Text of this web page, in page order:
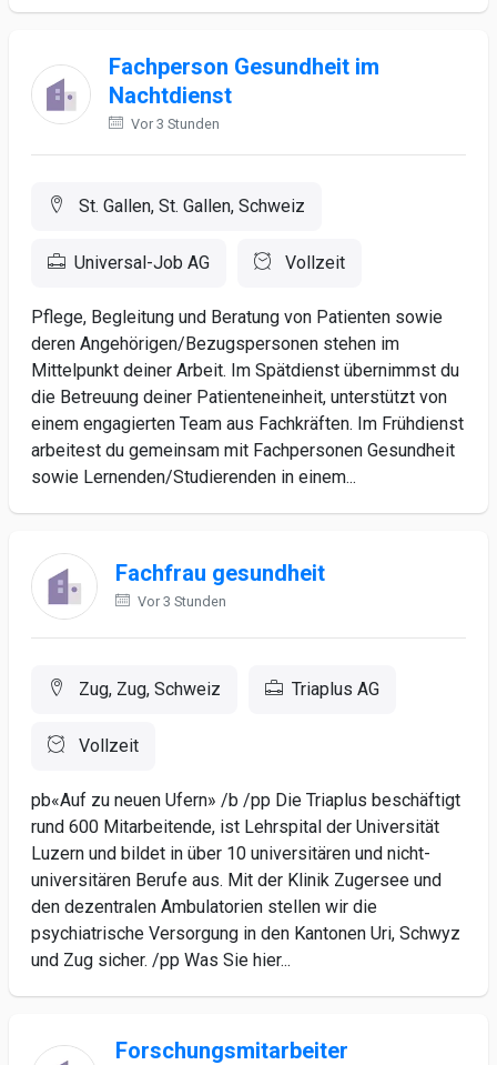
Fachperson Gesundheit im
Nachtdienst
Vor 3 Stunden
St. Gallen, St. Gallen, Schweiz
Universal-Job AG Vollzeit
Pflege, Begleitung und Beratung von Patienten sowie
deren Angehörigen/Bezugspersonen stehen im
Mittelpunkt deiner Arbeit. Im Spätdienst übernimmst du
die Betreuung deiner Patienteneinheit, unterstützt von
einem engagierten Team aus Fachkräften. Im Frühdienst
arbeitest du gemeinsam mit Fachpersonen Gesundheit
sowie Lernenden/Studierenden in einem...
Fachfrau gesundheit
Vor 3 Stunden
Zug, Zug, Schweiz Triaplus AG
Vollzeit
pb«Auf zu neuen Ufern» /b /pp Die Triaplus beschäftigt
rund 600 Mitarbeitende, ist Lehrspital der Universität
Luzern und bildet in über 10 universitären und nicht-
universitären Berufe aus. Mit der Klinik Zugersee und
den dezentralen Ambulatorien stellen wir die
psychiatrische Versorgung in den Kantonen Uri, Schwyz
und Zug sicher. /pp Was Sie hier...
Forschungsmitarbeiter